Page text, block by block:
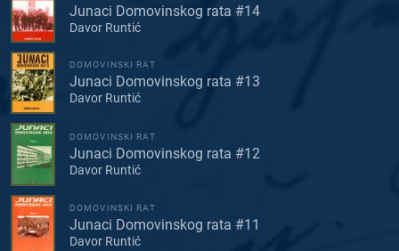
Junaci Domovinskog rata #14
Davor Runtić
DOMOVINSKI RAT
Junaci Domovinskog rata #13
Davor Runtić
DOMOVINSKI RAT
Junaci Domovinskog rata #12
Davor Runtić
DOMOVINSKI RAT
Junaci Domovinskog rata #11
Davor Runtić